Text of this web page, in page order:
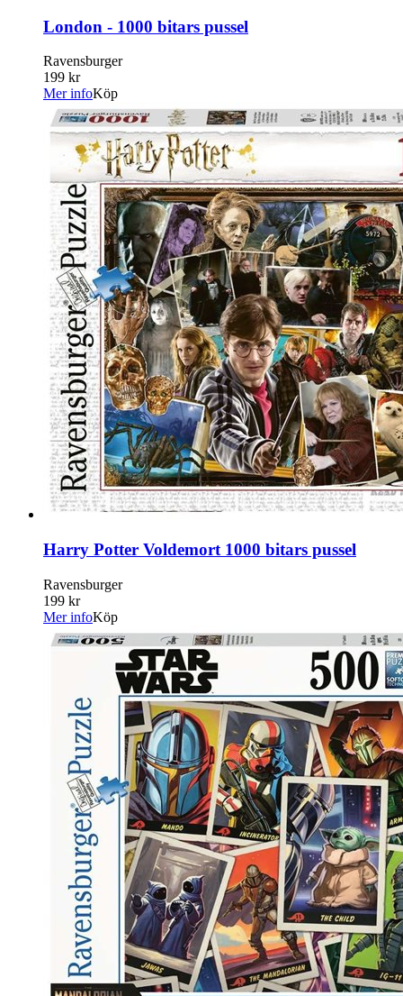
London - 1000 bitars pussel
Ravensburger
199 kr
Mer infoKöp
Harry Potter Voldemort 1000 bitars pussel
Ravensburger
199 kr
Mer infoKöp